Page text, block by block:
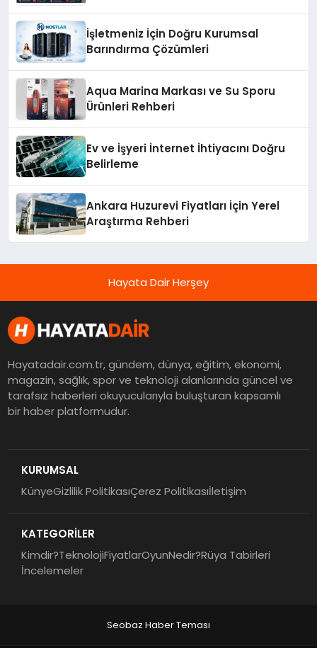
İşletmeniz İçin Doğru Kurumsal
Barındırma Çözümleri
Aqua Marina Markası ve Su Sporu
Ürünleri Rehberi
Ev ve İşyeri İnternet İhtiyacını Doğru
Belirleme
Ankara Huzurevi Fiyatları İçin Yerel
Araştırma Rehberi
Hayata Dair Herşey
Hayatadair.com.tr, gündem, dünya, eğitim, ekonomi,
magazin, sağlık, spor ve teknoloji alanlarında güncel ve
tarafsız haberleri okuyucularıyla buluşturan kapsamlı
bir haber platformudur.
KURUMSAL
KünyeGizlilik PolitikasıÇerez Politikasıİletişim
KATEGORİLER
Kimdir?TeknolojiFiyatlarOyunNedir?Rüya Tabirleri
İncelemeler
Seobaz Haber Teması